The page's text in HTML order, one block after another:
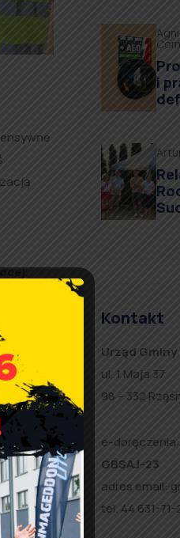
że
i
Kontakt
Urząd Gminy
ul. 1 Maja 37
98 – 332
e-doręczenia:
GBSAJ-23
adres email:
tel. 44 631-